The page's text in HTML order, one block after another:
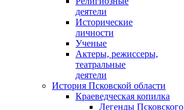
деятели
Исторические
личности
Ученые
Актеры, режиссеры,
театральные
деятели
История Псковской области
Краеведческая копилка
Легенды Псковского